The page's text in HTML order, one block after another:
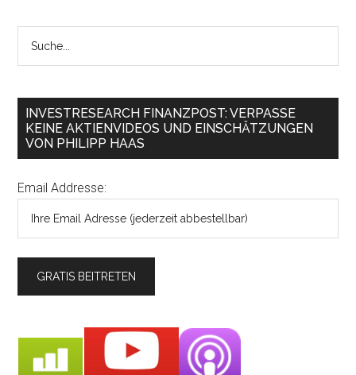
INVESTRESEARCH FINANZPOST: VERPASSE
KEINE AKTIENVIDEOS UND EINSCHÄTZUNGEN
VON PHILIPP HAAS
Email Addresse: